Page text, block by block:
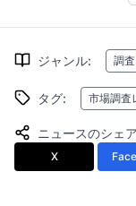
ジャンル: 調査
タグ: 市場調査
ニュースのシェア
X